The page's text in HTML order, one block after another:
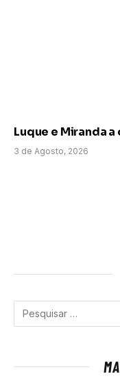
Luque e Miranda
3 de Agosto, 2026